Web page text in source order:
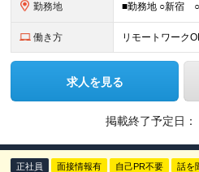
勤務地
働き方 リモートワーク
求人を見る
掲載終了予定日：
正社員 面接情報有 自己PR不要 話を